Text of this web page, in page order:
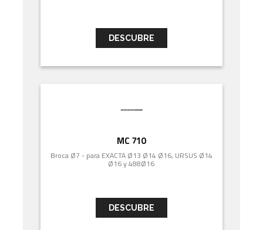
DESCUBRE
MC 710
Broca Ø7 - para EXACTA Ø13 Ø14 Ø16, URSUS Ø14
Ø16 y 488Ø16
DESCUBRE